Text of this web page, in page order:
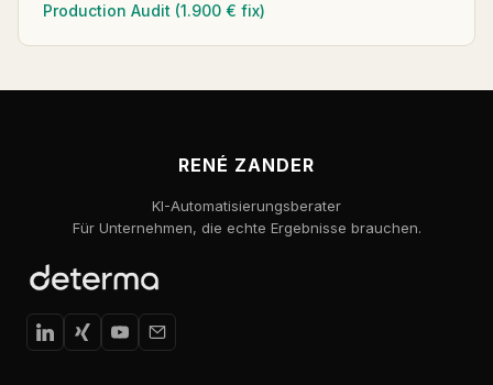
Production Audit (1.900 € fix)
RENÉ ZANDER
KI-Automatisierungsberater
Für Unternehmen, die echte Ergebnisse brauchen.